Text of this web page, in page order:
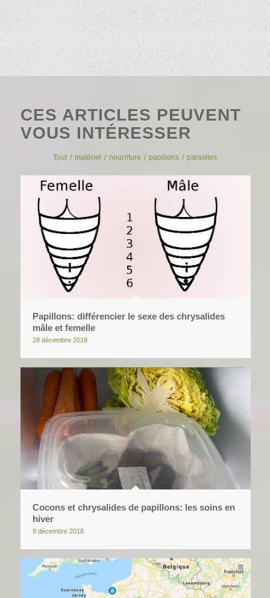
CES ARTICLES PEUVENT
VOUS INTÉRESSER
Tout / matériel / nourriture / papillons / parasites
Papillons: différencier le sexe des chrysalides
mâle et femelle
28 décembre 2018
Cocons et chrysalides de papillons: les soins en
hiver
9 décembre 2018